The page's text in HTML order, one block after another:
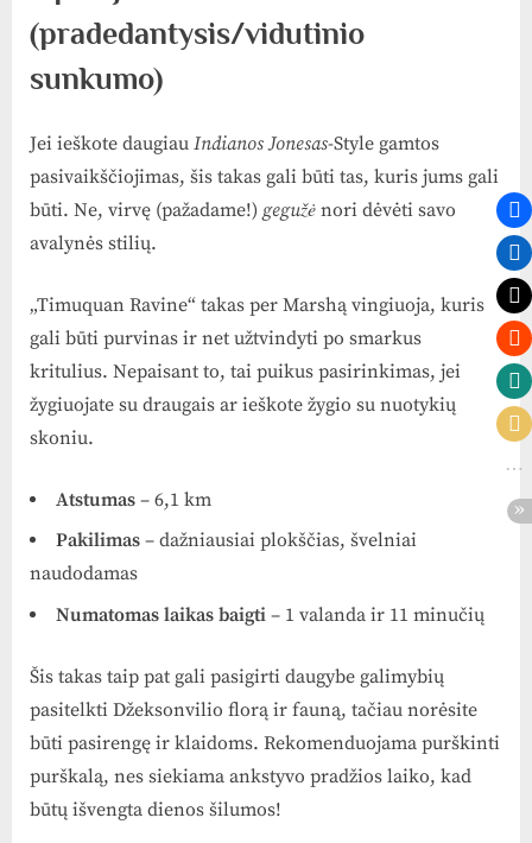
(pradedantysis/vidutinio
sunkumo)
Jei ieškote daugiau Indianos Jonesas-Style gamtos
pasivaikščiojimas, šis takas gali būti tas, kuris jums gali
būti. Ne, virvę (pažadame!) gegužė nori dėvėti savo
avalynės stilių.
„Timuquan Ravine“ takas per Marshą vingiuoja, kuris
gali būti purvinas ir net užtvindyti po smarkus
kritulius. Nepaisant to, tai puikus pasirinkimas, jei
žygiuojate su draugais ar ieškote žygio su nuotykių
skoniu.
Atstumas – 6,1 km
Pakilimas – dažniausiai plokščias, švelniai
naudodamas
Numatomas laikas baigti – 1 valanda ir 11 minučių
Šis takas taip pat gali pasigirti daugybe galimybių
pasitelkti Džeksonvilio florą ir fauną, tačiau norėsite
būti pasirengę ir klaidoms. Rekomenduojama purškinti
purškalą, nes siekiama ankstyvo pradžios laiko, kad
būtų išvengta dienos šilumos!